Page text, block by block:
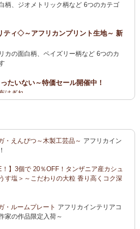
柄、ジオメトリック柄など 6つのカテゴ
ティ◇～アフリカンプリント生地～ 新
カの面白柄、ペイズリー柄など 6つのカ
たいない～特価セール開催中！
はぎれ
ート【会員様シークレットセール】ワケ
ス】タンザニア産コーヒー・紅茶・ス
・モリンガ・書籍
のむかしばなし〈全3巻〉」
活布～ 新柄入荷！〈大判復刻版〉入
、ジオメトリック柄など5つのカテゴリ
！
カンガ 人気柄が限定数再入荷！
限
ール中！
・えんぴつ～木製工芸品～ アフリカイン
！】3個で 20％OFF！タンザニア産カシュ
す塩＞～こだわりの大粒 香り高くコク深
・ルームプレート アフリカインテリアコ
家の作品限定入荷～